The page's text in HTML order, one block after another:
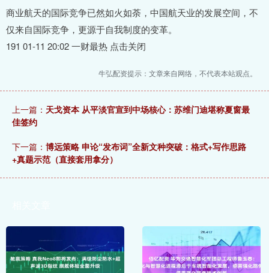
商业航天的国际竞争已然如火如荼，中国航天业的发展空间，不
仅来自国际竞争，更源于自我制度的变革。
191 01-11 20:02 一财最热 点击关闭
牛弘配资提示：文章来自网络，不代表本站观点。
上一篇： 天戈资本 从平淡官宣到中场核心：苏维门迪堪称夏窗最
佳签约
下一篇： 博远策略 申论“发布词”全新文种突破：格式+写作思路
+真题示范（直接套用拿分）